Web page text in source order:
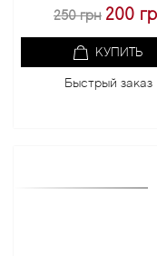
250 грн 200 грн
КУПИТЬ
Быстрый заказ